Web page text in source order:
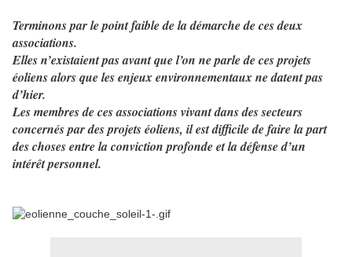
Terminons par le point faible de la démarche de ces deux
associations.
Elles n’existaient pas avant que l’on ne parle de ces projets
éoliens alors que les enjeux environnementaux ne datent pas
d’hier.
Les membres de ces associations vivant dans des secteurs
concernés par des projets éoliens, il est difficile de faire la part
des choses entre la conviction profonde et la défense d’un
intérêt personnel.